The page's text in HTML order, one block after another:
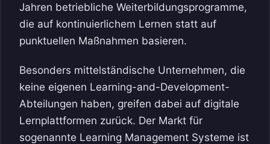
Jahren betriebliche Weiterbildungsprogramme,
die auf kontinuierlichem Lernen statt auf
punktuellen Maßnahmen basieren.
Besonders mittelständische Unternehmen, die
keine eigenen Learning-and-Development-
Abteilungen haben, greifen dabei auf digitale
Lernplattformen zurück. Der Markt für
sogenannte Learning Management Systeme ist